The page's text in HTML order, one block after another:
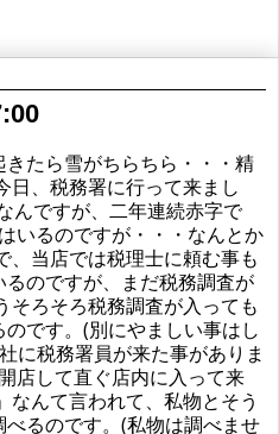
たら雪がちらちら・・・精
日、税務署に行って来まし
んですが、二年連続赤字で
いるのですが・・・なんとか
、当店では税理士に頼む事も
のですが、まだ税務調査が
そろそろ税務調査が入っても
です。(別にやましい事はし
に税務署員が来た事がありま
店して直ぐ店内に入って来
んて言われて、私物とそう
るのです。(私物は調べませ